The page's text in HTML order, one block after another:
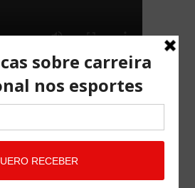
e com experiência